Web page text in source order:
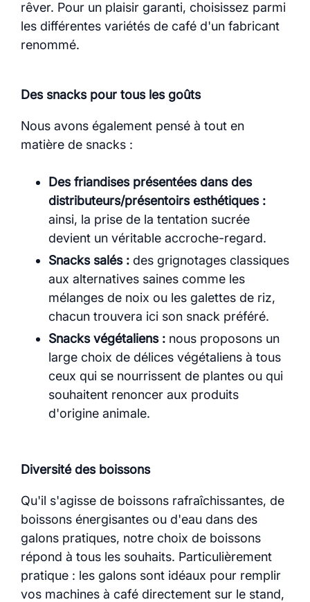
rêver. Pour un plaisir garanti, choisissez parmi
les différentes variétés de café d'un fabricant
renommé.
Des snacks pour tous les goûts
Nous avons également pensé à tout en
matière de snacks :
Des friandises présentées dans des
distributeurs/présentoirs esthétiques :
ainsi, la prise de la tentation sucrée
devient un véritable accroche-regard.
Snacks salés : des grignotages classiques
aux alternatives saines comme les
mélanges de noix ou les galettes de riz,
chacun trouvera ici son snack préféré.
Snacks végétaliens : nous proposons un
large choix de délices végétaliens à tous
ceux qui se nourrissent de plantes ou qui
souhaitent renoncer aux produits
d'origine animale.
Diversité des boissons
Qu'il s'agisse de boissons rafraîchissantes, de
boissons énergisantes ou d'eau dans des
galons pratiques, notre choix de boissons
répond à tous les souhaits. Particulièrement
pratique : les galons sont idéaux pour remplir
vos machines à café directement sur le stand,